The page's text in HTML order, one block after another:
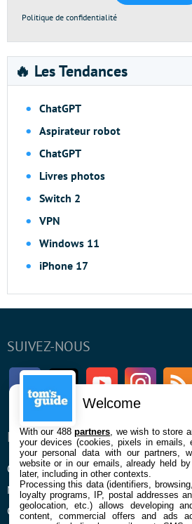
Politique de confidentialité
🔥 Les Tendances
ChatGPT
Aspirateur robot
ChatGPT
Livres photos
Switch 2
VPN
Windows 11
iPhone 17
SUIVEZ-NOUS
FacebookTwitter Youtube
ENTREPRISE
Qui sommes nous
Mentions légales et CGU
Confidentialité et Cookies
À
La
Contact
Welcome
With our 488partners , we wish to store
your devices (cookies, pixels in emails,
your personal data with our partners,
website or in our emails, already held
later, including in other contexts.
Processing this data (identifiers,
loyalty programs, IP, postal addresses
geolocation, etc.) allows developing
content, commercial offers and ads